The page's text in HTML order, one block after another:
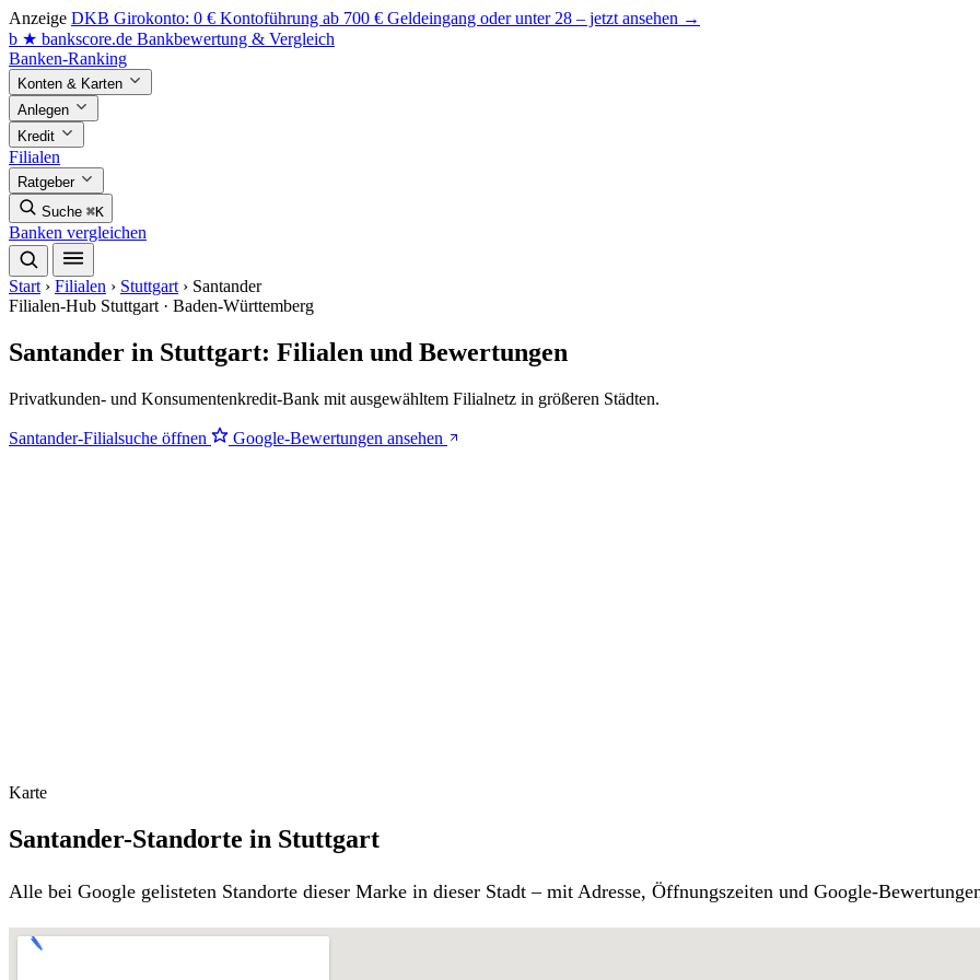
Anzeige DKB Girokonto: 0 € Kontoführung ab 700 € Geldeingang oder unter 28 – jetzt ansehen →
b ★ bankscore.de Bankbewertung & Vergleich
Banken-Ranking
Konten & Karten
Anlegen
Kredit
Filialen
Ratgeber
Suche ⌘K
Banken vergleichen
Start › Filialen › Stuttgart › Santander
Filialen-Hub Stuttgart · Baden-Württemberg
Santander in Stuttgart: Filialen und Bewertungen
Privatkunden- und Konsumentenkredit-Bank mit ausgewähltem Filialnetz in größeren Städten.
Santander-Filialsuche öffnen Google-Bewertungen ansehen
Karte
Santander-Standorte in Stuttgart
Alle bei Google gelisteten Standorte dieser Marke in dieser Stadt – mit Adresse, Öffnungszeiten und Google-